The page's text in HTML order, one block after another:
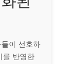
이 선호하
를 반영한